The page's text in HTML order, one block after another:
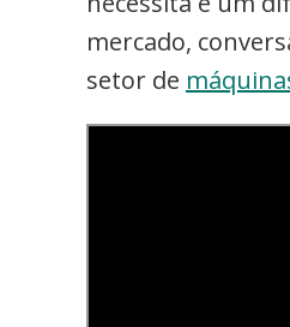
mercado,
setor de